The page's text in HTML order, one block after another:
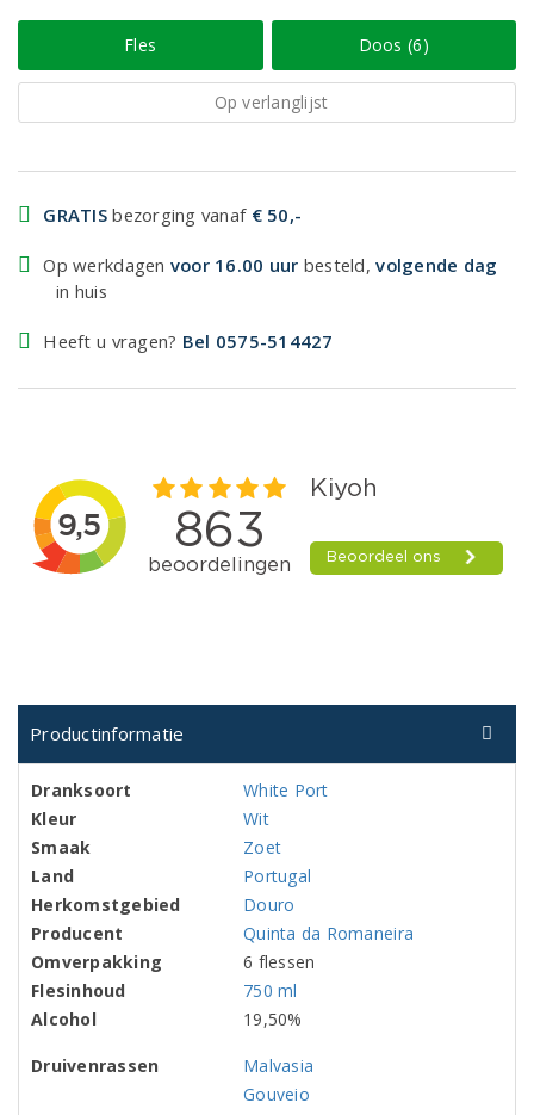
Fles Doos (6)
Op verlanglijst
GRATIS bezorging vanaf € 50,-
Op werkdagen voor 16.00 uur besteld,volgende dag
in huis
Heeft u vragen? Bel 0575-514427
Productinformatie
Dranksoort
White Port
Kleur
Wit
Smaak
Zoet
Land
Portugal
Herkomstgebied
Douro
Producent
Quinta da Romaneira
Omverpakking
6 flessen
Flesinhoud
750 ml
Alcohol
19,50%
Druivenrassen
Malvasia
Gouveio